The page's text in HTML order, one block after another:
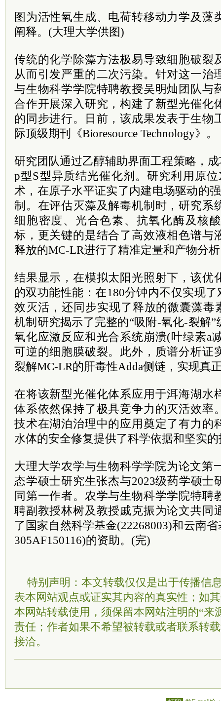
图为活性氧生成、电荷转移动力学及藻
阐释。(大理大学供图)
传统的化学除藻方法极易导致细胞破裂
从而引发严重的二次污染。针对这一治
与生物科学学院特聘教授吴明灿团队与
合作开展深入研究，构建了新型光催化
的同步进行。日前，该成果发表于生物
际顶级期刊《Bioresource Technology》。
研究团队通过乙醇辅助界面工程策略，
p型S型异质结光催化剂。研究利用原
术，在原子水平证实了内建电场驱动的
制。在评估灭藻及解毒机制时，研究系
细胞密度、光合色素、抗氧化酶及核
标，更关键的是结合了高效液相色谱与
释放的MC-LR进行了精准定量和产物分
结果显示，在模拟太阳光照射下，该优
的双功能性能：在180分钟内不仅实现
效灭活，还同步实现了释放的微囊藻毒
机制研究揭示了完整的“吸附-氧化-裂解
氧化应激反应和光合系统崩溃(叶绿素a
可逆的细胞膜破裂。此外，质谱分析证
裂解MC-LR的肝毒性Adda侧链，实现真
在将该新型光催化体系应用于洱海湖水
体系依然保持了极具竞争力的灭活效率
技术在湖泊治理中的应用奠定了有力的
水体的安全修复提供了科学依据和坚实
大理大学农学与生物科学学院为论文第
态学硕士研究生张杰与2023级药学硕士
同第一作者。农学与生物科学学院特聘
聘副教授林树及教授戚克振为论文共同
了国家自然科学基金(22268003)和云南
305AF150116)的资助。(完)
特别声明：本文转载仅仅是出于传播信
表本网站观点或证实其内容的真实性；如
本网站转载使用，须保留本网站注明的“来
责任；作者如果不希望被转载或者联系转
接洽。